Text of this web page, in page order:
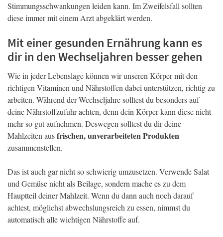
Stimmungsschwankungen leiden kann. Im Zweifelsfall sollten
diese immer mit einem Arzt abgeklärt werden.
Mit einer gesunden Ernährung kann es
dir in den Wechseljahren besser gehen
Wie in jeder Lebenslage können wir unseren Körper mit den
richtigen Vitaminen und Nährstoffen dabei unterstützen, richtig zu
arbeiten. Während der Wechseljahre solltest du besonders auf
deine Nährstoffzufuhr achten, denn dein Körper kann diese nicht
mehr so gut aufnehmen. Deswegen solltest du dir deine
Mahlzeiten ausfrischen, unverarbeiteten Produkten
zusammenstellen.
Das ist auch gar nicht so schwierig umzusetzen. Verwende Salat
und Gemüse nicht als Beilage, sondern mache es zu dem
Hauptteil deiner Mahlzeit. Wenn du dann auch noch darauf
achtest, möglichst abwechslungsreich zu essen, nimmst du
automatisch alle wichtigen Nährstoffe auf.